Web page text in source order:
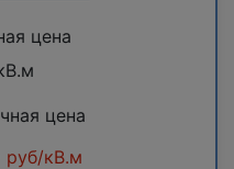
цена
цена
руб/кВ.м